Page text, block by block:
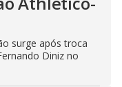
surge após troca
Diniz no